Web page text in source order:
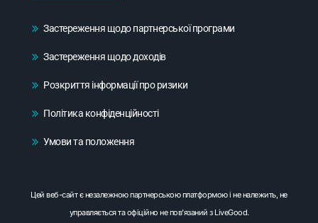
Застереження щодо партнерської програми
Застереження щодо доходів
Розкриття інформації про ризики
Політика конфіденційності
Умови та положення
Цей веб-сайт є незалежною партнерською платформою і не належить, не
управляється та офіційно не пов'язаний з LiveGood.